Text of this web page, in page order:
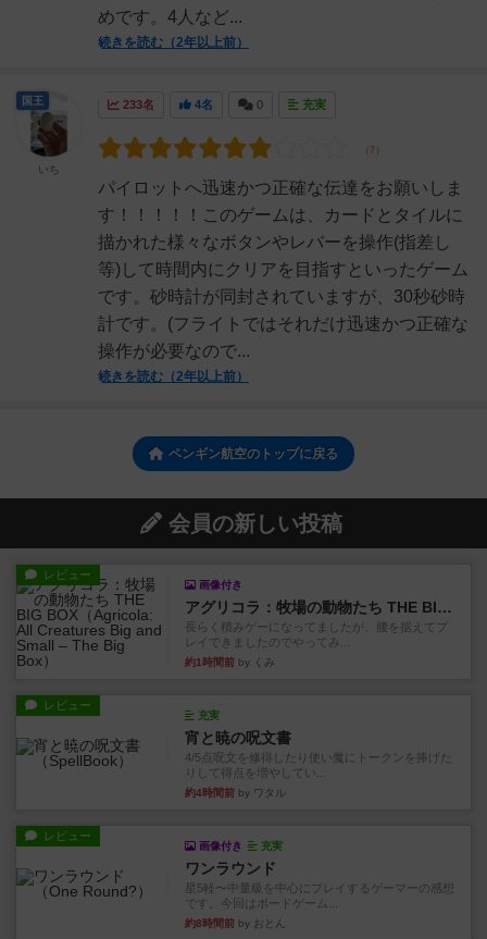
めです。4人など...
続きを読む（2年以上前）
233名 4名 0 充実
パイロットへ迅速かつ正確な伝達をお願いしま
す！！！！！このゲームは、カードとタイルに
描かれた様々なボタンやレバーを操作(指差し
等)して時間内にクリアを目指すといったゲーム
です。砂時計が同封されていますが、30秒砂時
計です。(フライトではそれだけ迅速かつ正確な
操作が必要なので...
続きを読む（2年以上前）
国王
いち
ペンギン航空のトップに戻る
会員の新しい投稿
レビュー
画像付き
アグリコラ：牧場の動物たち THE BIG BOX
長らく積みゲーになってましたが、腰を据えてプ
レイできましたのでやってみ...
約1時間前 by くみ
レビュー
充実
宵と暁の呪文書
4/5点呪文を修得したり使い魔にトークンを捧げた
りして得点を増やしてい...
約4時間前 by ワタル
レビュー
画像付き 充実
ワンラウンド
星5軽〜中量級を中心にプレイするゲーマーの感想
です。今回はボードゲーム...
約8時間前 by おとん